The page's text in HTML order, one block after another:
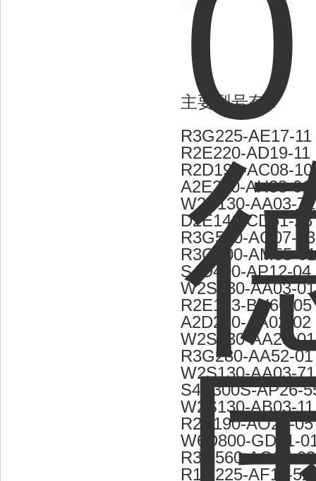
主要型号有：
R3G225-AE17-11
R2E220-AD19-11
R2D190-AC08-10
A2E200-AH38-01
W2S130-AA03-71
D2E146-CD51-23
R3G560-AG07-03
R3G400-AM55-01
S4D400-AP12-04
W2S130-AA03-01
R2E133-BH66-05
A2D250-AA02-02
W2S130-AA25-01
R3G280-AA52-01
W2S130-AA03-71
S4E300S-AP26-
W2S130-AB03-11
R2E190-AO26-05
W6D800-GD01-
R3G560-AG07-03
R1G225-AF11-52